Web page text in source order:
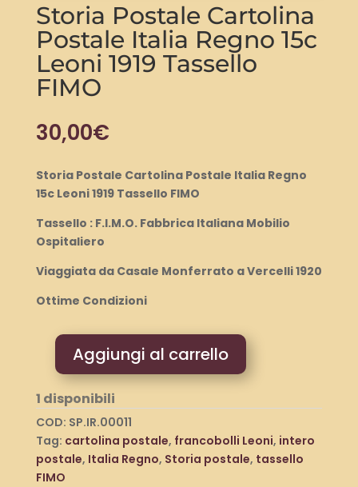
Storia Postale Cartolina
Postale Italia Regno 15c
Leoni 1919 Tassello
FIMO
30,00€
Storia Postale Cartolina Postale Italia Regno
15c Leoni 1919 Tassello FIMO
Tassello : F.I.M.O. Fabbrica Italiana Mobilio
Ospitaliero
Viaggiata da Casale Monferrato a Vercelli 1920
Ottime Condizioni
Postale
Cartolina
Postale
Italia
Regno
15c
Aggiungi al carrello
1 disponibili
COD: SP.IR.00011
Tag: cartolina postale, francobolli Leoni, intero
postale, Italia Regno, Storia postale, tassello
FIMO